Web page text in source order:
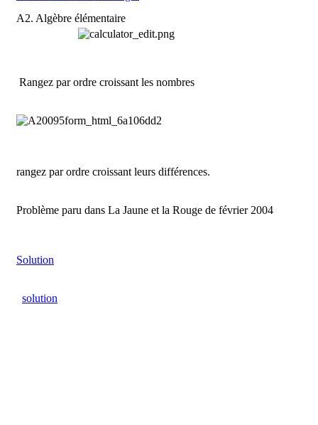
A2. Algèbre élémentaire
Rangez par ordre croissant les nombres
rangez par ordre croissant leurs différences.
Problème paru dans La Jaune et la Rouge de février 2004
Solution
solution